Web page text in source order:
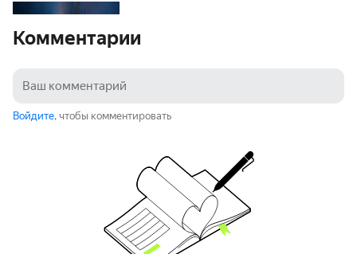
Комментарии
Войдите, чтобы комментировать